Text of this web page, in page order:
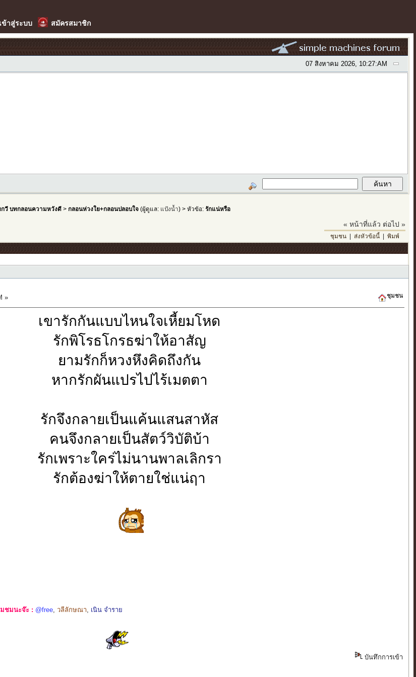
เข้าสู่ระบบ สมัครสมาชิก
07 สิงหาคม 2026, 10:27:AM
วี บทกลอนความหวังดี >กลอนห่วงใย+กลอนปลอบใจ (ผู้ดูแล: แป้งน้ำ) > หัวข้อ:รักแน่หรือ
« หน้าที่แล้ว ต่อไป »
ชุมชน| ส่งหัวข้อนี้| พิมพ์
» ชุมชน
เขารักกันแบบไหนใจเหี้ยมโหด
รักพิโรธโกรธฆ่าให้อาสัญ
ยามรักก็หวงหึงคิดถึงกัน
หากรักผันแปรไปไร้เมตตา
รักจึงกลายเป็นแค้นแสนสาหัส
คนจึงกลายเป็นสัตว์วิบัติบ้า
รักเพราะใคร่ไม่นานพาลเลิกรา
รักต้องฆ่าให้ตายใช่แน่ฤา
ชมนะจ๊ะ : @free,วลีลักษณา, เนิน จำราย
บันทึกการเข้า